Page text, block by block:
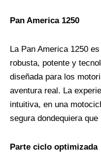
Pan America 1250
La Pan America 1250
robusta, potente y
diseñada para los
aventura real. La
intuitiva, en una
segura dondequiera
Parte ciclo optimizada